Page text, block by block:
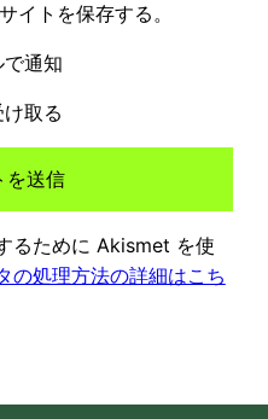
イトを保存する。
通知
取る
るために Akismet を使
の処理方法の詳細はこち